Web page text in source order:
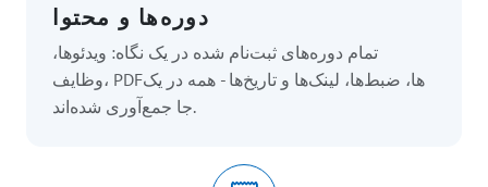
دوره‌ها و محتوا
تمام دوره‌های ثبت‌نام شده در یک نگاه: ویدئوها،
وظایف، PDFها، ضبط‌ها، لینک‌ها و تاریخ‌ها - همه در یک
جا جمع‌آوری شده‌اند.